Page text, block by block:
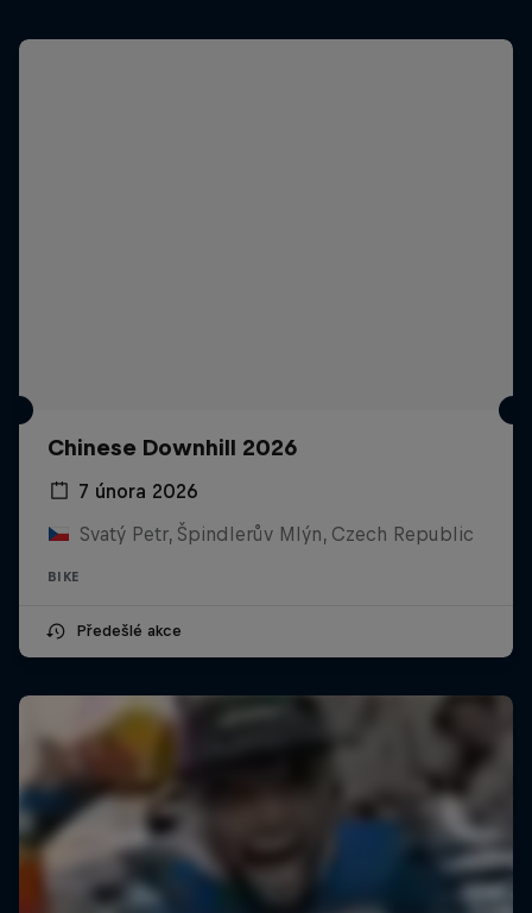
Chinese Downhill 2026
7 února 2026
Svatý Petr, Špindlerův Mlýn, Czech Republic
BIKE
Předešlé akce